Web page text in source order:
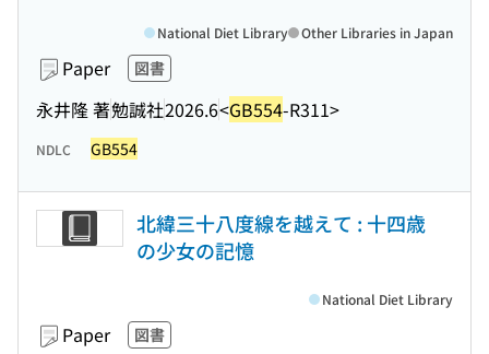
Paper 図書
永井隆 著勉誠社2026.6<GB554-R311>
National Diet Library Other Libraries in Japan
NDLC GB554
北緯三十八度線を越えて : 十四歳
の少女の記憶
Paper 図書
National Diet Library